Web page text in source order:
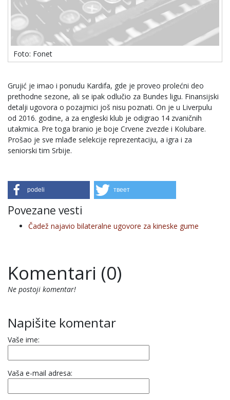
Foto: Fonet
Grujić je imao i ponudu Kardifa, gde je proveo prolećni deo
prethodne sezone, ali se ipak odlučio za Bundes ligu. Finansijski
detalji ugovora o pozajmici još nisu poznati. On je u Liverpulu
od 2016. godine, a za engleski klub je odigrao 14 zvaničnih
utakmica. Pre toga branio je boje Crvene zvezde i Kolubare.
Prošao je sve mlađe selekcije reprezentaciju, a igra i za
seniorski tim Srbije.
podeli твеет
Povezane vesti
Čadež najavio bilateralne ugovore za kineske gume
Komentari (0)
Ne postoji komentar!
Napišite komentar
Vaše ime:
Vaša e-mail adresa: